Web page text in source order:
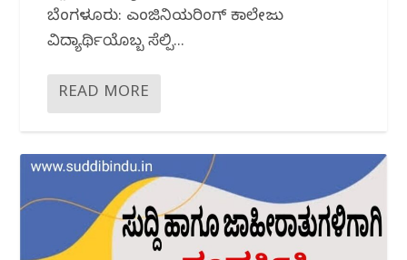
ಬೆಂಗಳೂರು: ಎಂಜಿನಿಯರಿಂಗ್ ಕಾಲೇಜು
ವಿದ್ಯಾರ್ಥಿಯೊಬ್ಬ ಸೆಲ್ಪಿ...
READ MORE